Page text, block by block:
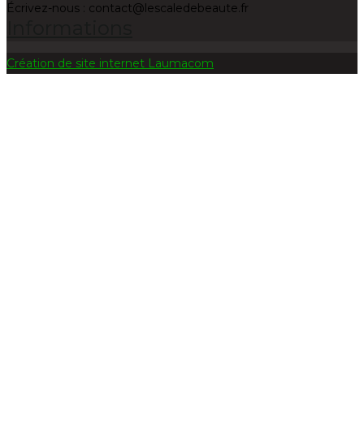
Écrivez-nous : contact@lescaledebeaute.fr
Création de site internet Laumacom